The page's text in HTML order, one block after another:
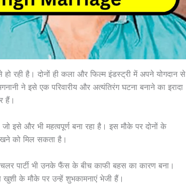
रही है। दोनों ही कला और फिल्म इंडस्ट्री में अपने योगदान से
ने इसे एक परिवारीय और अत्यंतिरंग घटना बनाने का इरादा
हैं।
इसे और भी महत्वपूर्ण बना रहा है। इस मौके पर दोनों के
को मिल सकता है।
पार्टी भी उनके फैंस के बीच काफी बहस का कारण बना।
के मौके पर उन्हें शुभकामनाएं भेजी हैं।